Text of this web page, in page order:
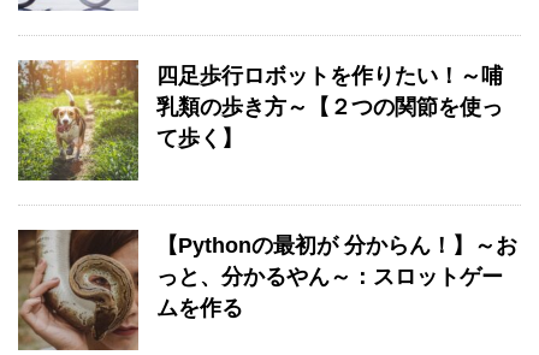
四足歩行ロボットを作りたい！～哺
乳類の歩き方～【２つの関節を使っ
て歩く】
【Pythonの最初が 分からん！】～お
っと、分かるやん～：スロットゲー
ムを作る